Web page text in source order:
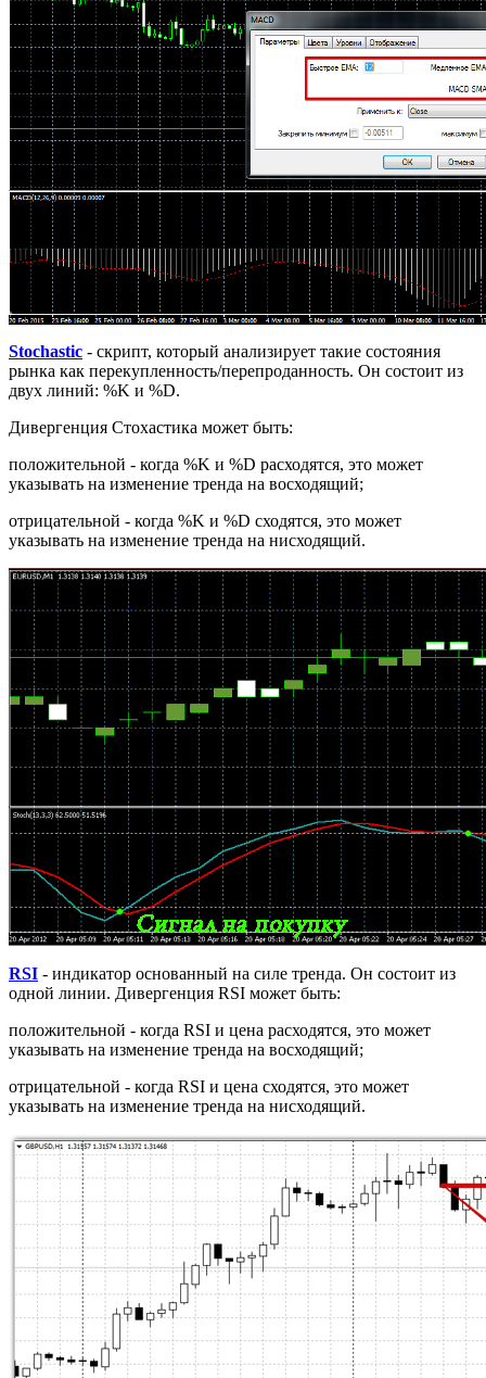
Stochastic - скрипт, который анализирует такие состояния
рынка как перекупленность/перепроданность. Он состоит из
двух линий: %K и %D.
Дивергенция Стохастика может быть:
положительной - когда %K и %D расходятся, это может
указывать на изменение тренда на восходящий;
отрицательной - когда %K и %D сходятся, это может
указывать на изменение тренда на нисходящий.
RSI - индикатор основанный на силе тренда. Он состоит из
одной линии. Дивергенция RSI может быть:
положительной - когда RSI и цена расходятся, это может
указывать на изменение тренда на восходящий;
отрицательной - когда RSI и цена сходятся, это может
указывать на изменение тренда на нисходящий.